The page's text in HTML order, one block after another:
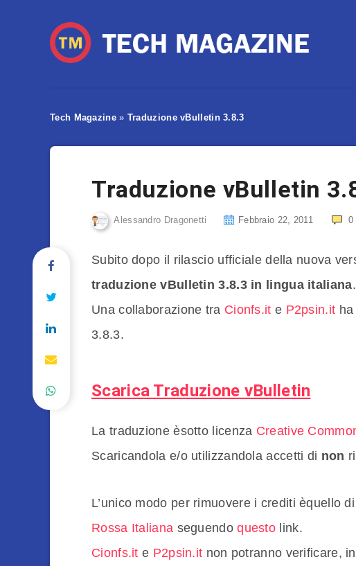
Tech Magazine» Traduzione vBulletin 3.8.3
Traduzione vBulletin
Alessandro Dragonetti Febbraio 22, 2011 0
Subito dopo il rilascio ufficiale della nuova
traduzione vBulletin 3.8.3 in lingua italiana.
Una collaborazione tra Cionfs.it e P2psin.it
3.8.3.
Scarica Traduzione vBulletin
La traduzione èsotto licenza Creative
Scaricandola e/o utilizzandola accetti di non
L’unico modo per rimuovere i crediti èquello
Rossa Italiana seguendoquesto link.
Cionfs.it e P2psin.it non potranno verificare,